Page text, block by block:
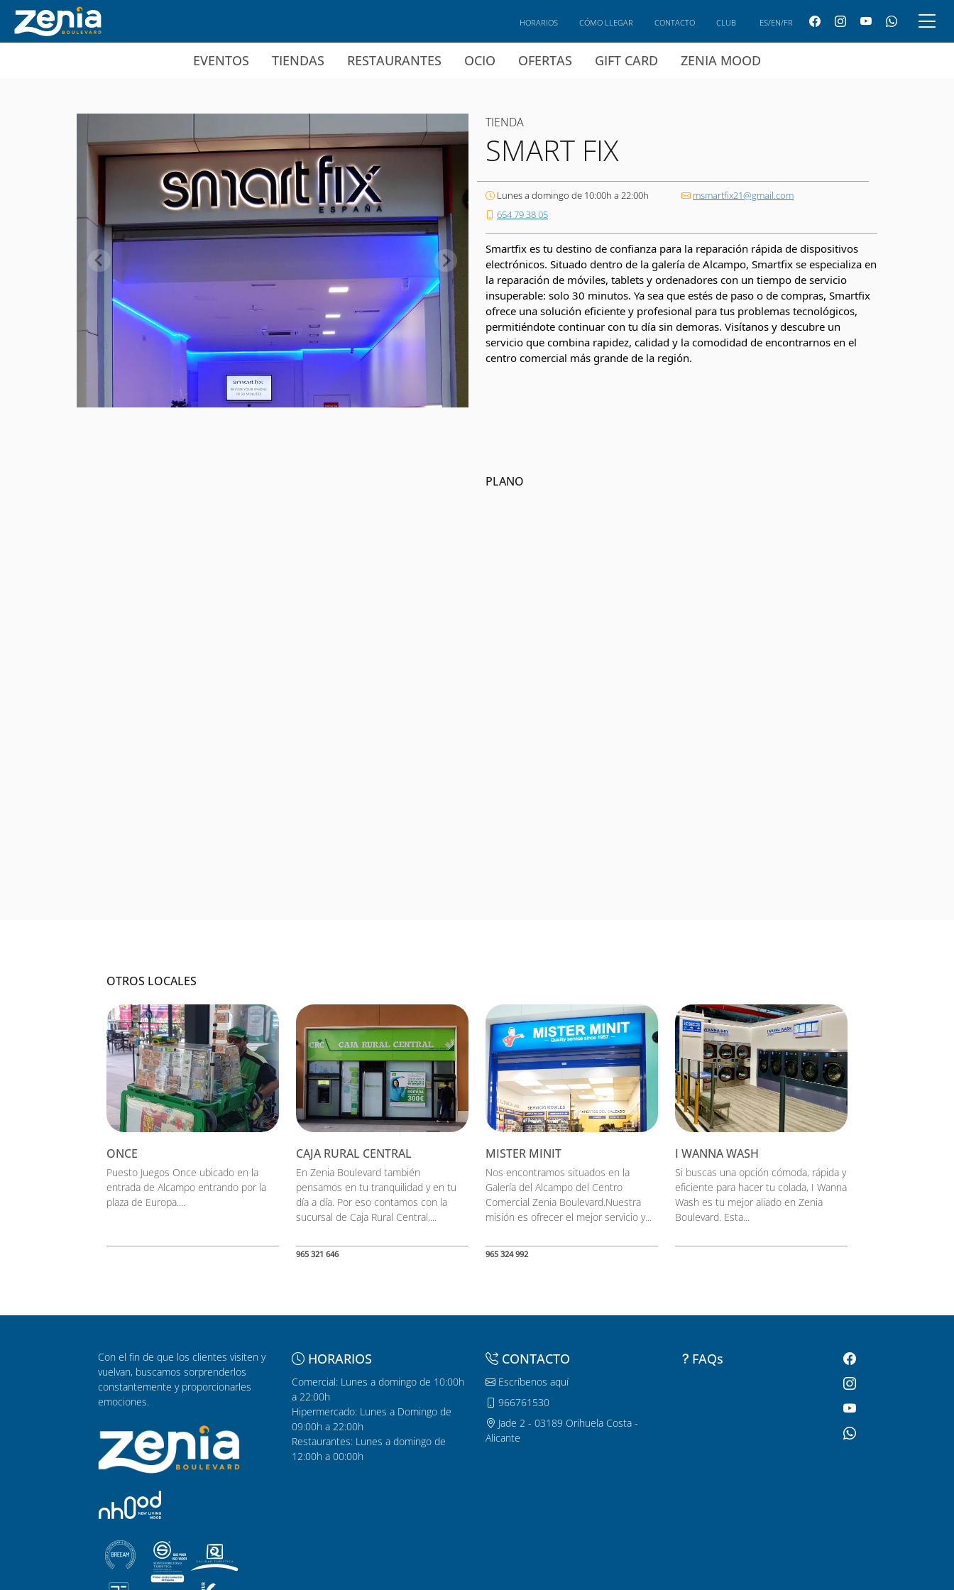
Ir al contenido principal
EVENTOS TIENDAS RESTAURANTES OCIO OFERTAS GIFT CARD ZENIA MOOD
HORARIOS CÓMO LLEGAR CONTACTO CLUB ES/EN/FR
TIENDA
SMART FIX
Lunes a domingo de 10:00h a 22:00h
msmartfix21@gmail.com
654 79 38 05
Smartfix es tu destino de confianza para la reparación rápida de dispositivos
electrónicos. Situado dentro de la galería de Alcampo, Smartfix se especializa en
la reparación de móviles, tablets y ordenadores con un tiempo de servicio
insuperable: solo 30 minutos. Ya sea que estés de paso o de compras, Smartfix
ofrece una solución eficiente y profesional para tus problemas tecnológicos,
permitiéndote continuar con tu día sin demoras. Visítanos y descubre un
servicio que combina rapidez, calidad y la comodidad de encontrarnos en el
centro comercial más grande de la región.
PLANO
OTROS LOCALES
ONCE
Puesto Juegos Once ubicado en la
entrada de Alcampo entrando por la
plaza de Europa....
CAJA RURAL CENTRAL
En Zenia Boulevard también
pensamos en tu tranquilidad y en tu
día a día. Por eso contamos con la
sucursal de Caja Rural Central,...
965 321 646
MISTER MINIT
Nos encontramos situados en la
Galería del Alcampo del Centro
Comercial Zenia Boulevard.Nuestra
misión es ofrecer el mejor servicio y...
965 324 992
I WANNA WASH
Si buscas una opción cómoda, rápida y
eficiente para hacer tu colada, I Wanna
Wash es tu mejor aliado en Zenia
Boulevard. Esta...
Con el fin de que los clientes visiten y
vuelvan, buscamos sorprenderlos
constantemente y proporcionarles
emociones.
HORARIOS
Comercial: Lunes a domingo de 10:00h
a 22:00h
Hipermercado: Lunes a Domingo de
09:00h a 22:00h
Restaurantes: Lunes a domingo de
12:00h a 00:00h
CONTACTO
Escríbenos aquí
966761530
Jade 2 - 03189 Orihuela Costa -
Alicante
FAQs